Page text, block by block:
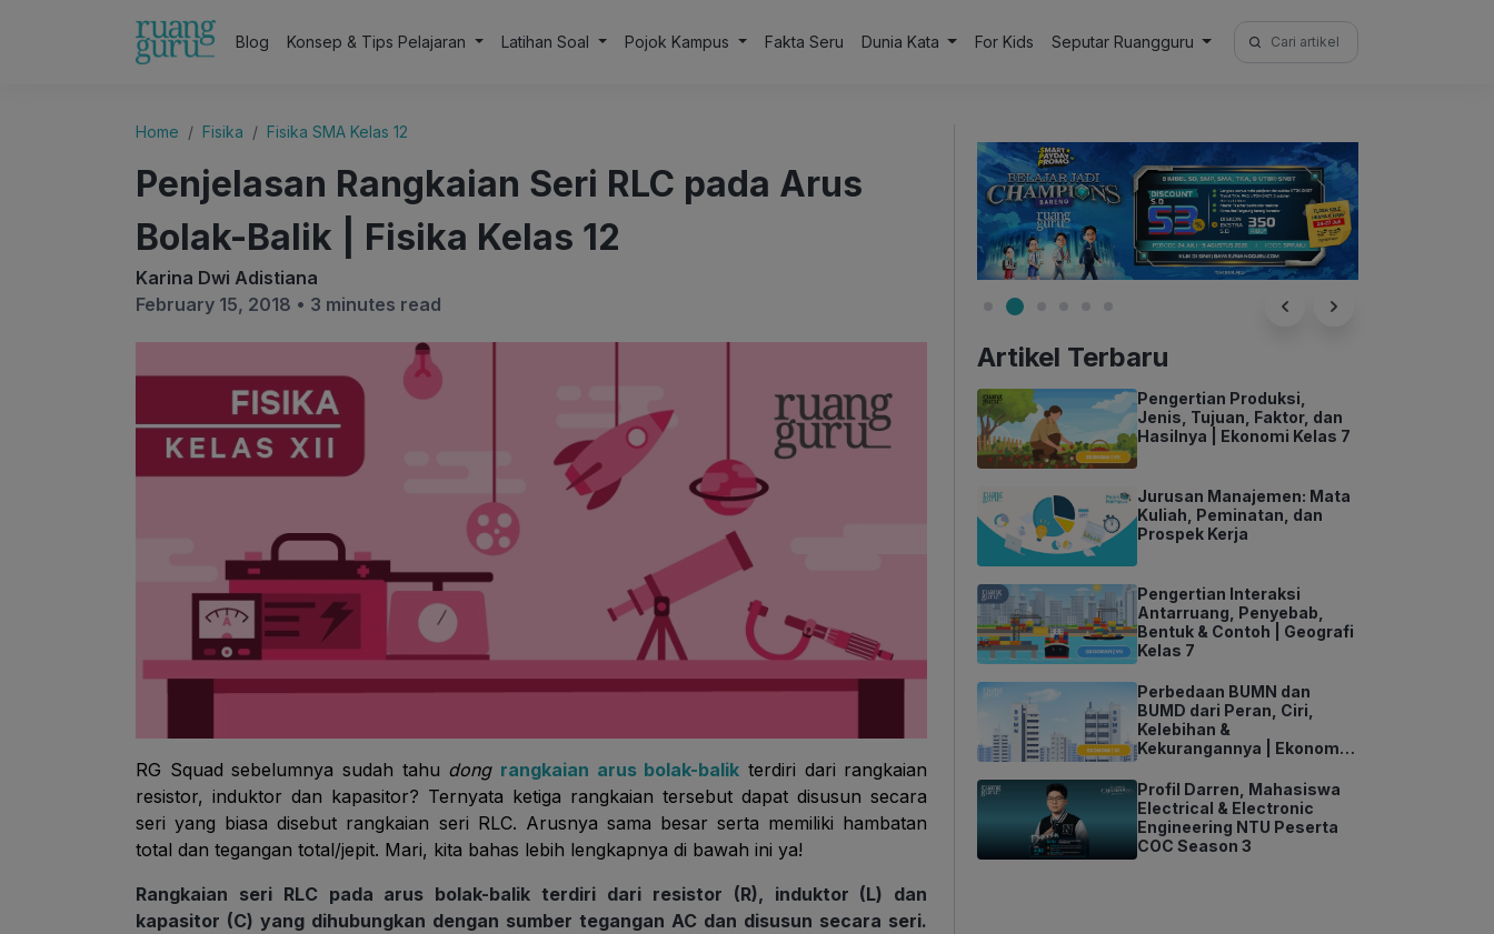
Blog Konsep & Tips Pelajaran Latihan Soal Pojok Kampus Fakta Seru Dunia Kata For Kids Seputar Ruangguru
Search
for:
Home Fisika Fisika SMA Kelas 12
Penjelasan Rangkaian Seri RLC pada Arus
Bolak-Balik | Fisika Kelas 12
Karina Dwi Adistiana
February 15, 2018 • 3 minutes read
RG Squad sebelumnya sudah tahu dong rangkaian arus bolak-balik terdiri dari rangkaian
resistor, induktor dan kapasitor? Ternyata ketiga rangkaian tersebut dapat disusun secara
seri yang biasa disebut rangkaian seri RLC. Arusnya sama besar serta memiliki hambatan
total dan tegangan total/jepit. Mari, kita bahas lebih lengkapnya di bawah ini ya!
Rangkaian seri RLC pada arus bolak-balik terdiri dari resistor (R), induktor (L) dan
kapasitor (C) yang dihubungkan dengan sumber tegangan AC dan disusun secara seri.
Artikel Terbaru
Pengertian Produksi,
Jenis, Tujuan, Faktor, dan
Hasilnya | Ekonomi Kelas 7
Jurusan Manajemen: Mata
Kuliah, Peminatan, dan
Prospek Kerja
Pengertian Interaksi
Antarruang, Penyebab,
Bentuk & Contoh | Geografi
Kelas 7
Perbedaan BUMN dan
BUMD dari Peran, Ciri,
Kelebihan &
Kekurangannya | Ekonomi
Profil Darren, Mahasiswa
Electrical & Electronic
Engineering NTU Peserta
COC Season 3